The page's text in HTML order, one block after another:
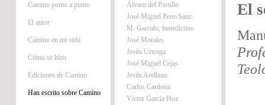
Camino punto a punto
El autor
Camino en mi vida
Cómo se hizo
Ediciones de Camino
Han escrito sobre Camino
Álvaro del Portillo
José Miguel Pero-Sanz
M. Garrido, benedictino
José Morales
Jesús Urteaga
José Miguel Cejas
Jesús Arellano
Carlos Cardona
Víctor García Hoz
El